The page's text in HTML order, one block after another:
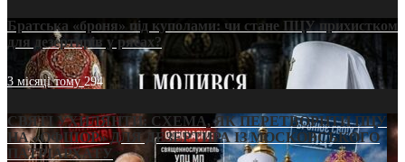
Братська «броня» під куполами: чи стане ПЦУ прихистком
для дезертирів у рясах?
3 місяці тому294
СВЯТІ УХИЛЯНТИ: СХЕМА, ЯК ПЕРЕТВОРИТИ ПЦУ
НА «ОФШОР» ДЛЯ ДЕЗЕРТИРА ІЗ МОСКОВСЬКОГО
ПАТРІАРХАТУ